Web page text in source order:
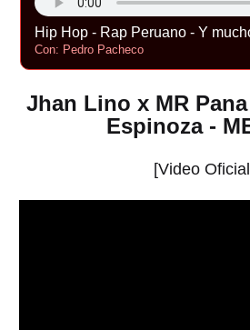
Hip Hop - Rap Peruano - Y
Con: Pedro Pacheco
Jhan Lino x MR
Espinoza -
[Video